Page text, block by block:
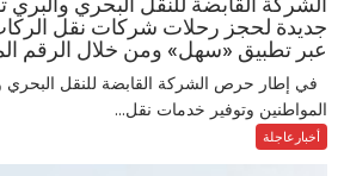
جديدة لحجز رحلات شركات نقل الركاب
عبر تطبيق «سهل» ومن خلال الرقم
في إطار حرص الشركة القابضة للنقل البحري
المواطنين وتوفير خدمات نقل...
أخبارعاجلة